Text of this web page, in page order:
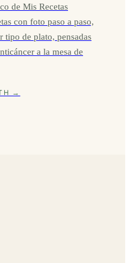
de Mis Recetas
con foto paso a paso,
tipo de plato, pensadas
a la mesa de
→